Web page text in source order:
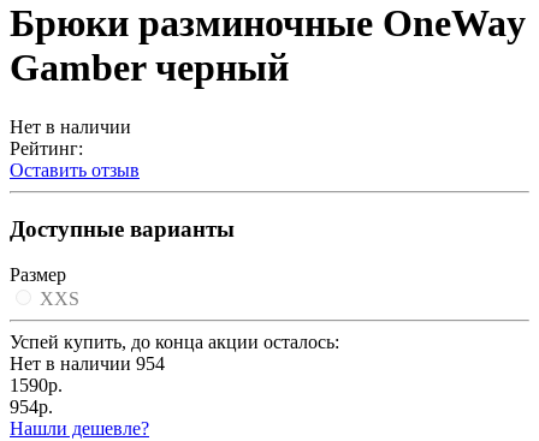
Брюки разминочные OneWay
Gamber черный
Нет в наличии
Рейтинг:
Оставить отзыв
Доступные варианты
Размер
XXS
Успей купить, до конца акции осталось:
Нет в наличии 954
1590р.
954р.
Нашли дешевле?